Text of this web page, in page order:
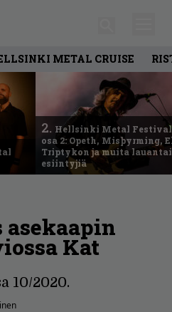
METAL CRUISE
2. Hellsinki Metal
osa 2: Opeth, Misþyrming,
Triptykon ja muita
esiintyjiä
asekaapin
Kat
10/2020.